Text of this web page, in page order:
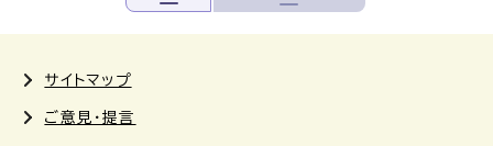
サイトマップ
ご意見・提言